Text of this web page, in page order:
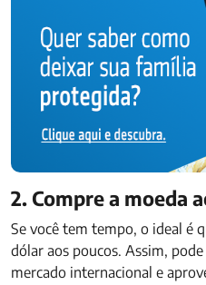
2. Compre a moeda
Se você tem tempo, o ideal é
dólar aos poucos. Assim,
mercado internacional e